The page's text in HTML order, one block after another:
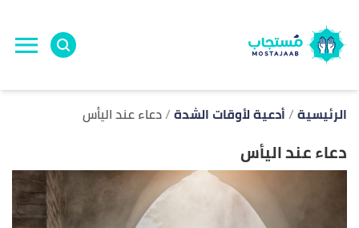
الرئيسية أدعية لأوقات الشدة دعاء عند اليأس
دعاء عند اليأس